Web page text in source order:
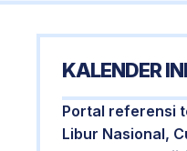
KALENDER
Portal referensi
Libur Nasional,